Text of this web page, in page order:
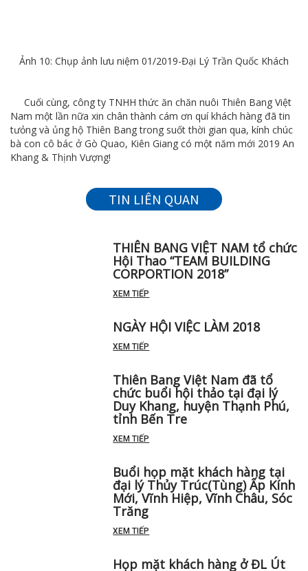
Ảnh 10: Chụp ảnh lưu niệm 01/2019-Đại Lý Trần Quốc Khách
Cuối cùng, công ty TNHH thức ăn chăn nuôi Thiên Bang Việt
Nam một lần nữa xin chân thành cám ơn quí khách hàng đã tin
tưỏng và ủng hộ Thiên Bang trong suốt thời gian qua, kính chúc
bà con cô bác ở Gò Quao, Kiên Giang có một năm mới 2019 An
Khang & Thịnh Vượng!
TIN LIÊN QUAN
THIÊN BANG VIỆT NAM tổ chức
Hội Thao “TEAM BUILDING
CORPORTION 2018”
XEM TIẾP
NGÀY HỘI VIỆC LÀM 2018
XEM TIẾP
Thiên Bang Việt Nam đã tổ
chức buổi hội thảo tại đại lý
Duy Khang, huyện Thạnh Phú,
tỉnh Bến Tre
XEM TIẾP
Buổi họp mặt khách hàng tại
đại lý Thủy Trúc(Tùng) Ấp Kính
Mới, Vĩnh Hiệp, Vĩnh Châu, Sóc
Trăng
XEM TIẾP
Họp mặt khách hàng ở ĐL Út